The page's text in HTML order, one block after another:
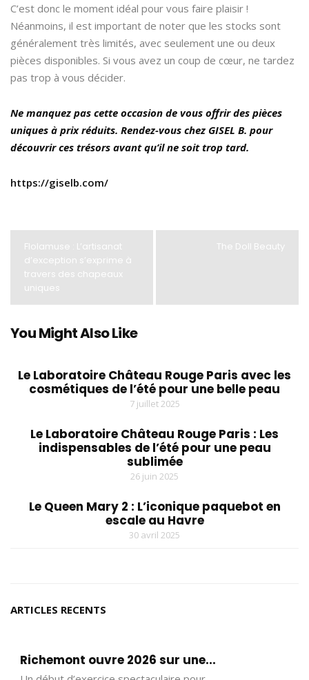
C’est donc le moment idéal pour vous faire plaisir !
Néanmoins, il est important de noter que les stocks sont
généralement très limités, avec seulement une ou deux
pièces disponibles. Si vous avez un coup de cœur, ne tardez
pas trop à vous décider.
Ne manquez pas cette occasion de vous offrir des pièces
uniques à prix réduits. Rendez-vous chez GISEL B. pour
découvrir ces trésors avant qu’il ne soit trop tard.
https://giselb.com/
Flolamuse : L’artisanat
d’exception s’exprime à
travers des chapeaux
uniques
The Doll Beauty
You Might Also Like
Le Laboratoire Château Rouge Paris avec les
cosmétiques de l’été pour une belle peau
7 juillet 2025
Le Laboratoire Château Rouge Paris : Les
indispensables de l’été pour une peau
sublimée
26 juin 2025
Le Queen Mary 2 : L’iconique paquebot en
escale au Havre
30 avril 2025
ARTICLES RECENTS
Richemont ouvre 2026 sur une...